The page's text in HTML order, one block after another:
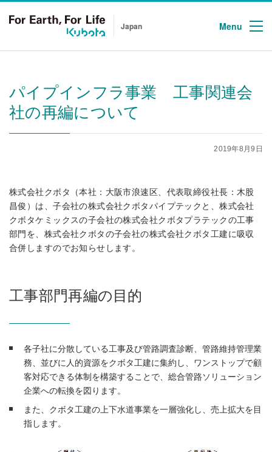
Japan Menu
パイプインフラ事業 工事関連会
社の再編について
2019年8月9日
株式会社クボタ（本社：大阪市浪速区、代表取締役社長：木股
昌俊）は、子会社の株式会社クボタパイプテックと、株式会社
クボタケミックスの子会社の株式会社クボタプラテックの工事
部門を、株式会社クボタの子会社の株式会社クボタ工建に吸収
合併しますのでお知らせします。
工事部門再編の目的
各子社に分散している工事及び管路調査診断、管路維持管理業
務、並びに人的資源をクボタ工建に集約し、ワンストップで顧
客対応できる体制を構築することで、総合管路ソリューション
企業への転換を図ります。
また、クボタ工建の上下水道事業を一層強化し、売上拡大を目
指します。